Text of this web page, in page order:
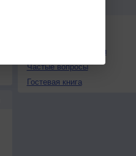
конфиденциальности
Частые вопросы
Гостевая книга